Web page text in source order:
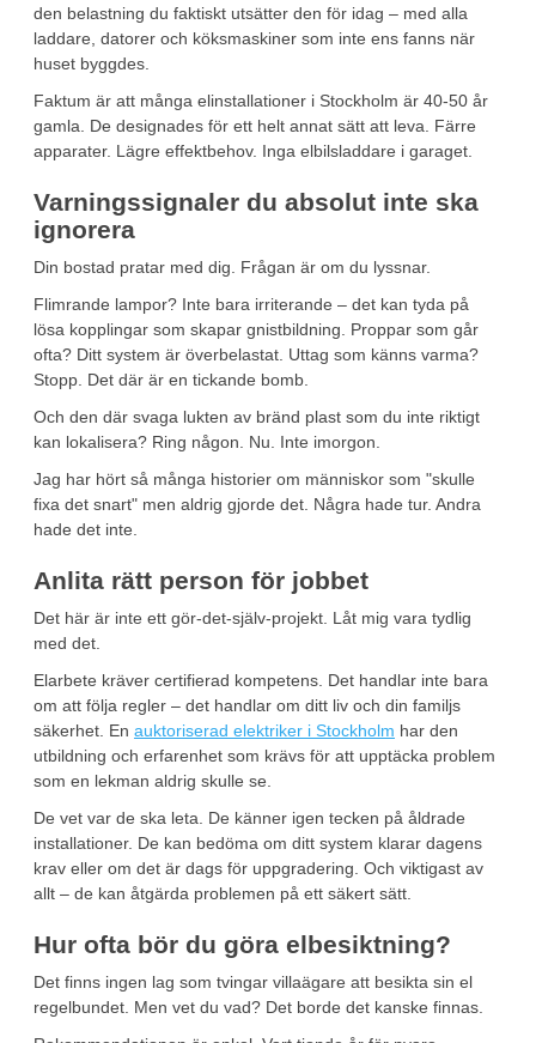
den belastning du faktiskt utsätter den för idag – med alla
laddare, datorer och köksmaskiner som inte ens fanns när
huset byggdes.
Faktum är att många elinstallationer i Stockholm är 40-50 år
gamla. De designades för ett helt annat sätt att leva. Färre
apparater. Lägre effektbehov. Inga elbilsladdare i garaget.
Varningssignaler du absolut inte ska
ignorera
Din bostad pratar med dig. Frågan är om du lyssnar.
Flimrande lampor? Inte bara irriterande – det kan tyda på
lösa kopplingar som skapar gnistbildning. Proppar som går
ofta? Ditt system är överbelastat. Uttag som känns varma?
Stopp. Det där är en tickande bomb.
Och den där svaga lukten av bränd plast som du inte riktigt
kan lokalisera? Ring någon. Nu. Inte imorgon.
Jag har hört så många historier om människor som "skulle
fixa det snart" men aldrig gjorde det. Några hade tur. Andra
hade det inte.
Anlita rätt person för jobbet
Det här är inte ett gör-det-själv-projekt. Låt mig vara tydlig
med det.
Elarbete kräver certifierad kompetens. Det handlar inte bara
om att följa regler – det handlar om ditt liv och din familjs
säkerhet. En auktoriserad elektriker i Stockholm har den
utbildning och erfarenhet som krävs för att upptäcka problem
som en lekman aldrig skulle se.
De vet var de ska leta. De känner igen tecken på åldrade
installationer. De kan bedöma om ditt system klarar dagens
krav eller om det är dags för uppgradering. Och viktigast av
allt – de kan åtgärda problemen på ett säkert sätt.
Hur ofta bör du göra elbesiktning?
Det finns ingen lag som tvingar villaägare att besikta sin el
regelbundet. Men vet du vad? Det borde det kanske finnas.